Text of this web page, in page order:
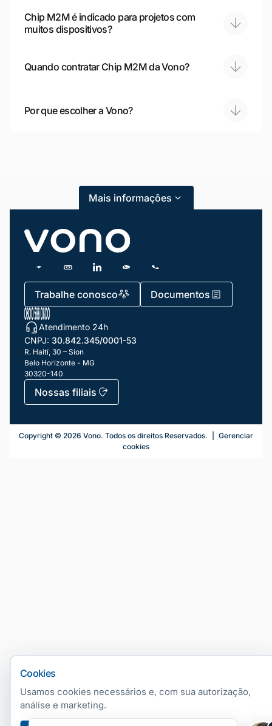
Chip M2M é indicado para projetos com
muitos dispositivos?
Quando contratar Chip M2M da Vono?
Por que escolher a Vono?
Mais informações
Trabalhe conosco Documentos
Atendimento 24h
CNPJ: 30.842.345/0001-53
R. Haití, 30 – Sion
Belo Horizonte - MG
30320-140
Nossas filiais
Telefonia Fixa
Segurança
Copyright © 2026 Vono. Todos os direitos Reservados.
Gerenciar
cookies
Cookies
Usamos cookies necessários e, com sua autorização,
análise e marketing.
Mariana da Vono
online agora